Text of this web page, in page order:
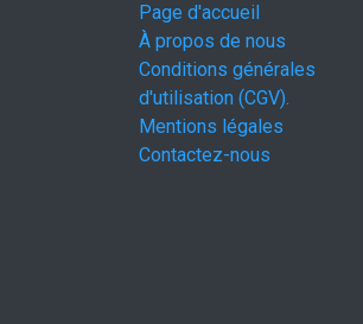
Page d'accueil
À propos de nous
Conditions générales
d'utilisation (CGV).
Mentions légales
Contactez-nous